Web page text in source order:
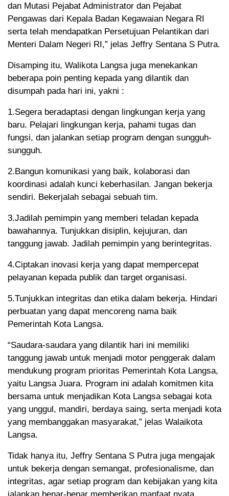
dan Mutasi Pejabat Administrator dan Pejabat
Pengawas dari Kepala Badan Kegawaian Negara RI
serta telah mendapatkan Persetujuan Pelantikan dari
Menteri Dalam Negeri RI,” jelas Jeffry Sentana S Putra.
Disamping itu, Walikota Langsa juga menekankan
beberapa poin penting kepada yang dilantik dan
disumpah pada hari ini, yakni :
1.Segera beradaptasi dengan lingkungan kerja yang
baru. Pelajari lingkungan kerja, pahami tugas dan
fungsi, dan jalankan setiap program dengan sungguh-
sungguh.
2.Bangun komunikasi yang baik, kolaborasi dan
koordinasi adalah kunci keberhasilan. Jangan bekerja
sendiri. Bekerjalah sebagai sebuah tim.
3.Jadilah pemimpin yang memberi teladan kepada
bawahannya. Tunjukkan disiplin, kejujuran, dan
tanggung jawab. Jadilah pemimpin yang berintegritas.
4.Ciptakan inovasi kerja yang dapat mempercepat
pelayanan kepada publik dan target organisasi.
5.Tunjukkan integritas dan etika dalam bekerja. Hindari
perbuatan yang dapat mencoreng nama baik
Pemerintah Kota Langsa.
“Saudara-saudara yang dilantik hari ini memiliki
tanggung jawab untuk menjadi motor penggerak dalam
mendukung program prioritas Pemerintah Kota Langsa,
yaitu Langsa Juara. Program ini adalah komitmen kita
bersama untuk menjadikan Kota Langsa sebagai kota
yang unggul, mandiri, berdaya saing, serta menjadi kota
yang membanggakan masyarakat,” jelas Walaikota
Langsa.
Tidak hanya itu, Jeffry Sentana S Putra juga mengajak
untuk bekerja dengan semangat, profesionalisme, dan
integritas, agar setiap program dan kebijakan yang kita